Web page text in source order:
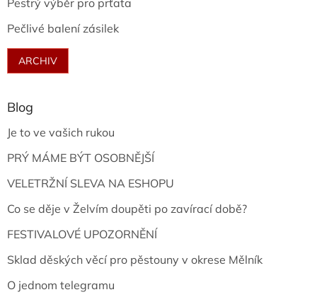
Pestrý výběr pro prťata
Pečlivé balení zásilek
ARCHIV
Blog
Je to ve vašich rukou
PRÝ MÁME BÝT OSOBNĚJŠÍ
VELETRŽNÍ SLEVA NA ESHOPU
Co se děje v Želvím doupěti po zavírací době?
FESTIVALOVÉ UPOZORNĚNÍ
Sklad děských věcí pro pěstouny v okrese Mělník
O jednom telegramu